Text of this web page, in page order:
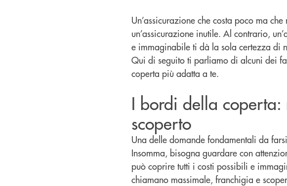
Un’assicurazione che costa poco ma
un’assicurazione inutile. Al contrario,
e immaginabile ti dà la sola certezza di
Qui di seguito ti parliamo di alcuni dei
coperta più adatta a te.
I bordi della
scoperto
Una delle domande fondamentali da
Insomma, bisogna guardare con
può coprire tutti i costi possibili e
chiamano massimale, franchigia e